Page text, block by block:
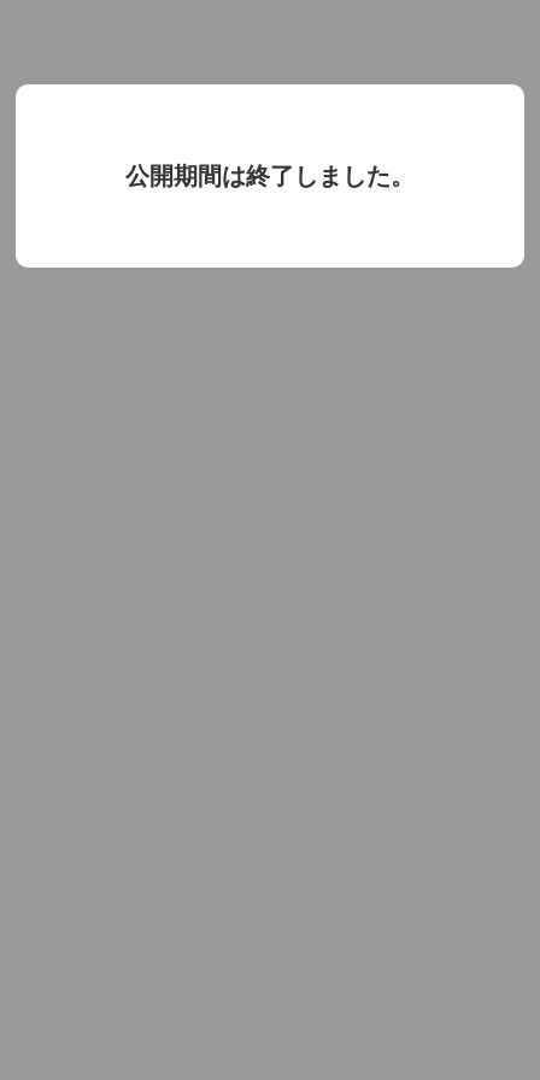
公開期間は終了しました。